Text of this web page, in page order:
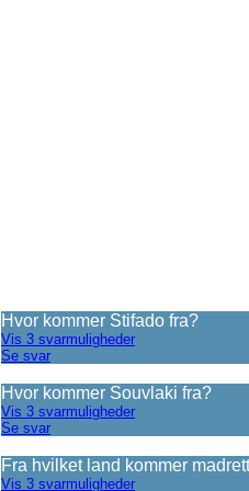
Hvor kommer Stifado fra?
Vis 3 svarmuligheder
Se svar
Hvor kommer Souvlaki fra?
Vis 3 svarmuligheder
Se svar
Fra hvilket land kommer
Vis 3 svarmuligheder